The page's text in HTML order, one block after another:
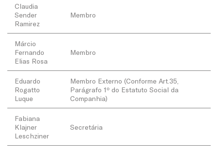
Claudia
Sender
Ramirez
Membro
Márcio
Fernando
Elias Rosa
Membro
Eduardo
Rogatto
Luque
Membro Externo (Conforme Art.35,
Parágrafo 1º do Estatuto Social da
Companhia)
Fabiana
Klajner
Leschziner
Secretária